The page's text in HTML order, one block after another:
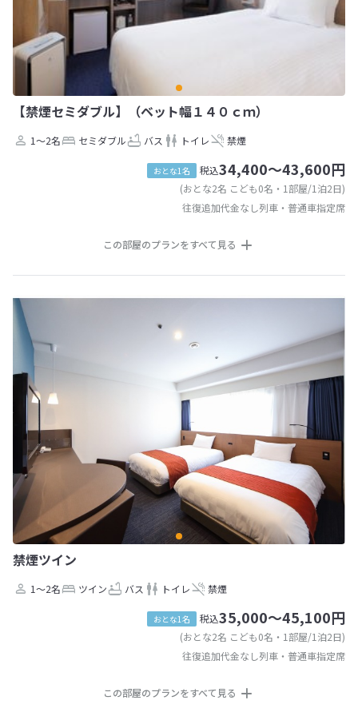
【禁煙セミダブル】（ベット幅１４０ｃｍ）
1～2名 セミダブル バス トイレ 禁煙
おとな1名 税込34,400～43,600円
(おとな2名 こども0名・1部屋/1泊2日)
往復追加代金なし列車・普通車指定席
この部屋のプランをすべて見る
禁煙ツイン
1～2名 ツイン バス トイレ 禁煙
おとな1名 税込35,000～45,100円
(おとな2名 こども0名・1部屋/1泊2日)
往復追加代金なし列車・普通車指定席
この部屋のプランをすべて見る